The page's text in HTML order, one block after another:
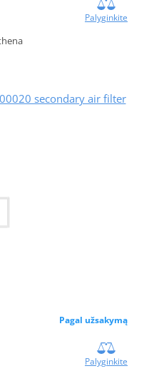
Palyginkite
secondary air filter
Pagal užsakymą
Palyginkite